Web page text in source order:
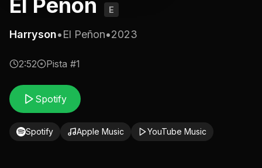
El Peñon E
Harryson•El Peñon•2023
2:52 Pista #1
Spotify
Spotify Apple Music YouTube Music